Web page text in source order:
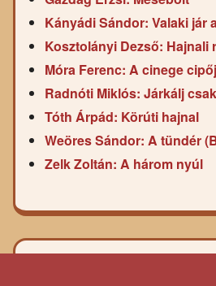
Kányádi Sándor: Valaki jár
Kosztolányi Dezső: Hajnali
Móra Ferenc: A cinege
Radnóti Miklós: Járkálj
Tóth Árpád: Körúti hajnal
Weöres Sándor: A tündér
Zelk Zoltán: A három nyúl